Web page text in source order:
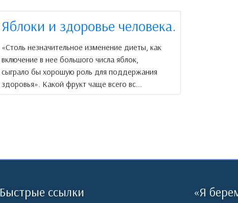
Яблоки и здоровье человека.
«Столь незначительное изменение диеты, как
включение в нее большого числа яблок,
сыграло бы хорошую роль для поддержания
здоровья». Какой фрукт чаще всего вс...
Быстрые ссылки «Я